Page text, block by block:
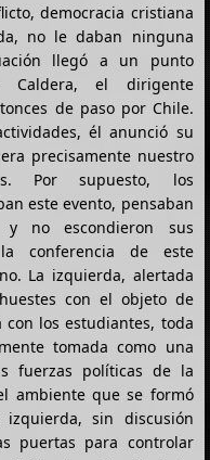
democracia cristiana
no le daban ninguna
llegó a un punto
el dirigente
de paso por Chile.
él anunció su
precisamente nuestro
Por supuesto, los
este evento, pensaban
y no escondieron sus
conferencia de este
La izquierda, alertada
con el objeto de
los estudiantes, toda
tomada como una
fuerzas políticas de la
ambiente que se formó
sin discusión
puertas para controlar